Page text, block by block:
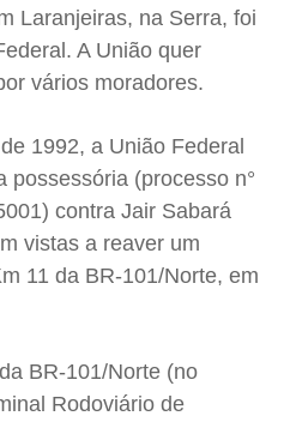
Laranjeiras, na Serra, foi
A União quer
vários moradores.
1992, a União Federal
possessória (processo n°
contra Jair Sabará
vistas a reaver um
11 da BR-101/Norte, em
BR-101/Norte (no
Rodoviário de